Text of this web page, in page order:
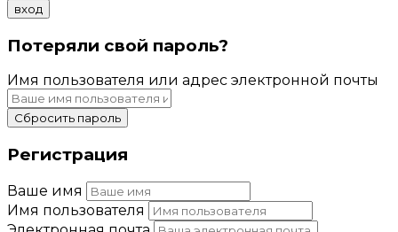
вход
Потеряли свой пароль?
Имя пользователя или адрес электронной почты
Сбросить пароль
Регистрация
Ваше имя
Имя пользователя